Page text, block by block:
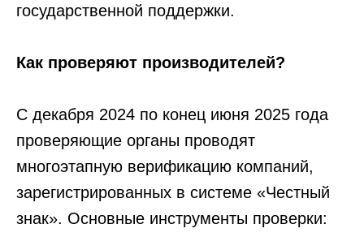
государственной поддержки.
Как проверяют производителей?
С декабря 2024 по конец июня 2025 года
проверяющие органы проводят
многоэтапную верификацию компаний,
зарегистрированных в системе «Честный
знак». Основные инструменты проверки: